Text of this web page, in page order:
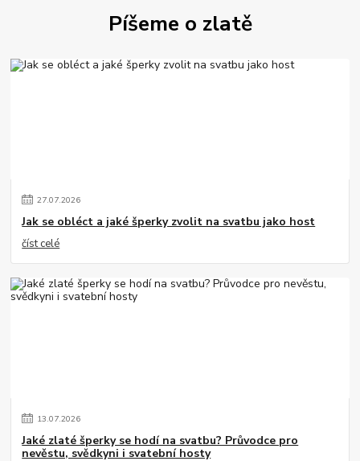
Píšeme o zlatě
27.07.2026
Jak se obléct a jaké šperky zvolit na svatbu jako host
číst celé
13.07.2026
Jaké zlaté šperky se hodí na svatbu? Průvodce pro
nevěstu, svědkyni i svatební hosty